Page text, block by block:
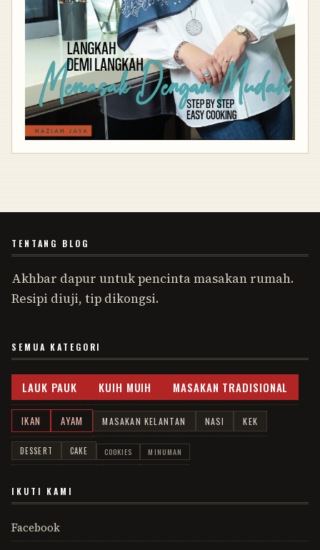
TENTANG BLOG
Akhbar dapur untuk pencinta masakan rumah.
Resipi diuji, tip dikongsi.
SEMUA KATEGORI
LAUK PAUK KUIH MUIH MASAKAN TRADISIONAL
IKAN AYAM MASAKAN KELANTAN NASI KEK
DESSERT CAKE COOKIES MINUMAN
IKUTI KAMI
Facebook